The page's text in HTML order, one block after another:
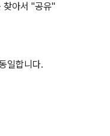
찾아서 "공유"
일합니다.